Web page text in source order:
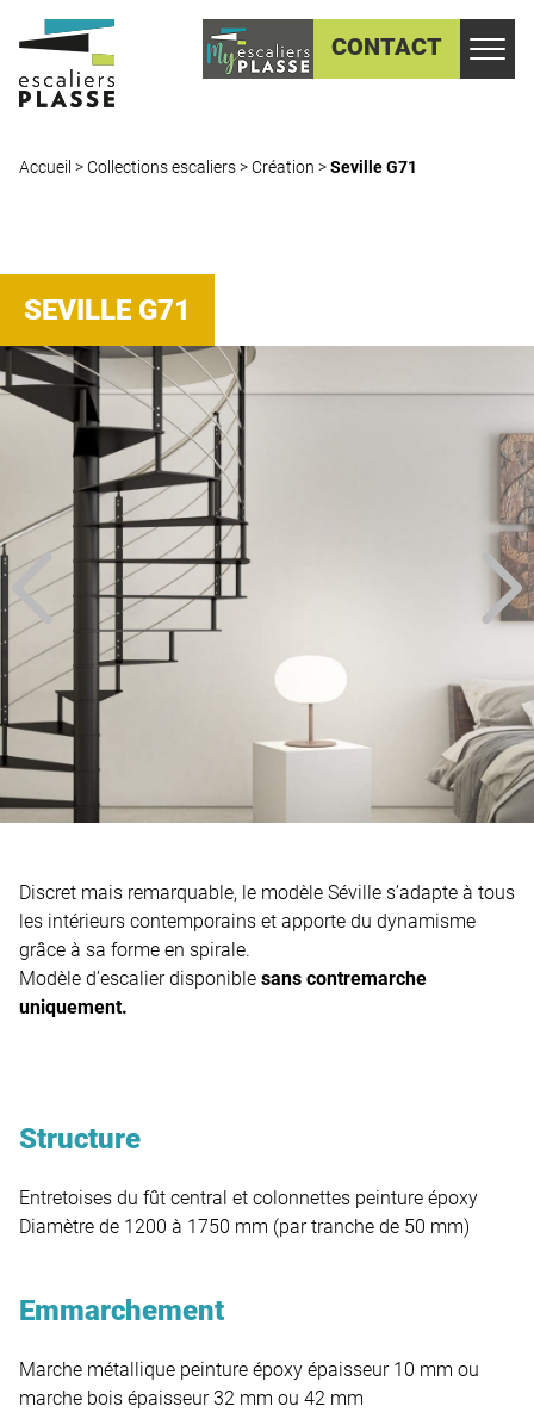
CONTACT
Accueil >Collections escaliers>Création >Seville G71
SEVILLE G71
Discret mais remarquable, le modèle Séville s’adapte à tous
les intérieurs contemporains et apporte du dynamisme
grâce à sa forme en spirale.
Modèle d’escalier disponible sans contremarche
uniquement.
Structure
Entretoises du fût central et colonnettes peinture époxy
Diamètre de 1200 à 1750 mm (par tranche de 50 mm)
Emmarchement
Marche métallique peinture époxy épaisseur 10 mm ou
marche bois épaisseur 32 mm ou 42 mm